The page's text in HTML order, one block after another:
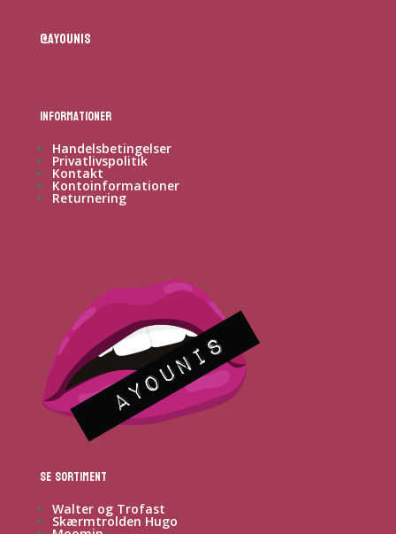
@ayounis
Informationer
Handelsbetingelser
Privatlivspolitik
Kontakt
Kontoinformationer
Returnering
Se sortiment
Walter og Trofast
Skærmtrolden Hugo